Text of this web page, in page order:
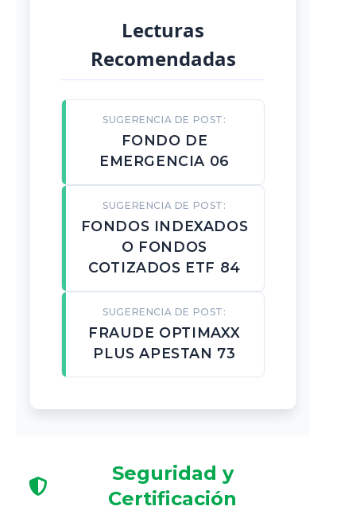
Lecturas
Recomendadas
SUGERENCIA DE POST:
FONDO DE
EMERGENCIA 06
SUGERENCIA DE POST:
FONDOS INDEXADOS
O FONDOS
COTIZADOS ETF 84
SUGERENCIA DE POST:
FRAUDE OPTIMAXX
PLUS APESTAN 73
Seguridad y
Certificación